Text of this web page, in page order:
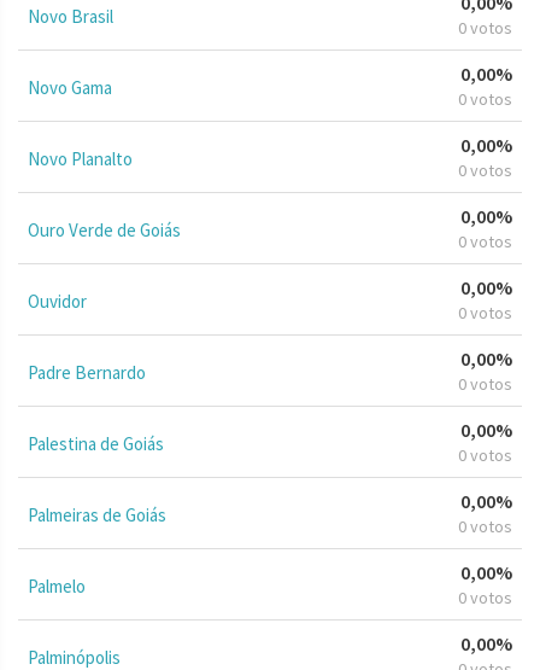
Novo Brasil 0 votos
Novo Gama
0,00%
0 votos
Novo Planalto
0,00%
0 votos
Ouro Verde de Goiás
0,00%
0 votos
Ouvidor
0,00%
0 votos
Padre Bernardo
0,00%
0 votos
Palestina de Goiás
0,00%
0 votos
Palmeiras de Goiás
0,00%
0 votos
Palmelo
0,00%
0 votos
Palminópolis
0,00%